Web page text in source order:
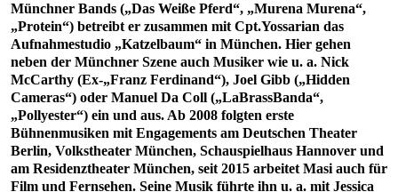
Münchner Bands („Das Weiße Pferd“, „Murena Murena“,
„Protein“) betreibt er zusammen mit Cpt.Yossarian das
Aufnahmestudio „Katzelbaum“ in München. Hier gehen
neben der Münchner Szene auch Musiker wie u. a. Nick
McCarthy (Ex-„Franz Ferdinand“), Joel Gibb („Hidden
Cameras“) oder Manuel Da Coll („LaBrassBanda“,
„Pollyester“) ein und aus. Ab 2008 folgten erste
Bühnenmusiken mit Engagements am Deutschen Theater
Berlin, Volkstheater München, Schauspielhaus Hannover und
am Residenztheater München, seit 2015 arbeitet Masi auch für
Film und Fernsehen. Seine Musik führte ihn u. a. mit Jessica